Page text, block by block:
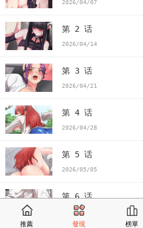
2026/04/07
第 2 话
2026/04/14
第 3 话
2026/04/21
第 4 话
2026/04/28
第 5 话
2026/05/05
第 6 话
2026/05/12
推薦 發現 榜單